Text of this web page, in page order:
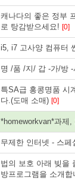
캐나다의 좋은 정부
로 탕감받으세요! [0]
i5, i7 고사양 컴퓨터
명 /품 /지/ 갑 -가/방
특SA급 홍콩명품 시
다.(도매 소매) [0]
*homeworkvan*과제
무제한 인터넷 - 스페
법의 보호 아래 빚을
방프로그램을 소개합